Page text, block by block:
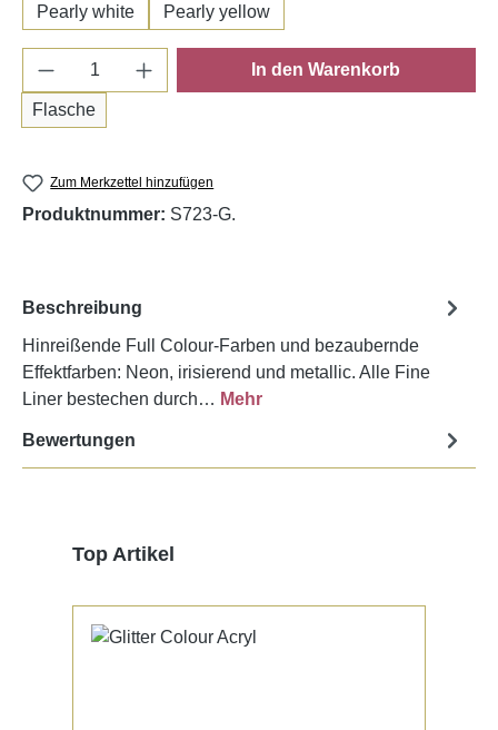
Pearly white
Pearly yellow
Produkt Anzahl: Gib den gewünschten
Flasche
In den Warenkorb
Zum Merkzettel hinzufügen
Produktnummer: S723-G.
Beschreibung
Hinreißende Full Colour-Farben und bezaubernde
Effektfarben: Neon, irisierend und metallic. Alle Fine
Liner bestechen durch… Mehr
Bewertungen
Produktgalerie überspringen
Top Artikel